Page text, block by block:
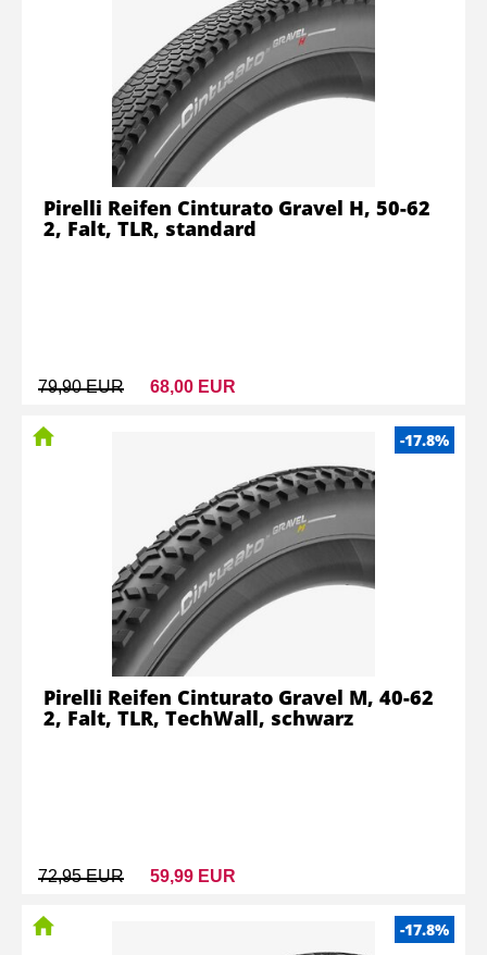
79,90 EUR 68,00 EUR
Pirelli Reifen Cinturato Gravel H, 50-62
2, Falt, TLR, standard
-17.8%
72,95 EUR 59,99 EUR
Pirelli Reifen Cinturato Gravel M, 40-62
2, Falt, TLR, TechWall, schwarz
-17.8%